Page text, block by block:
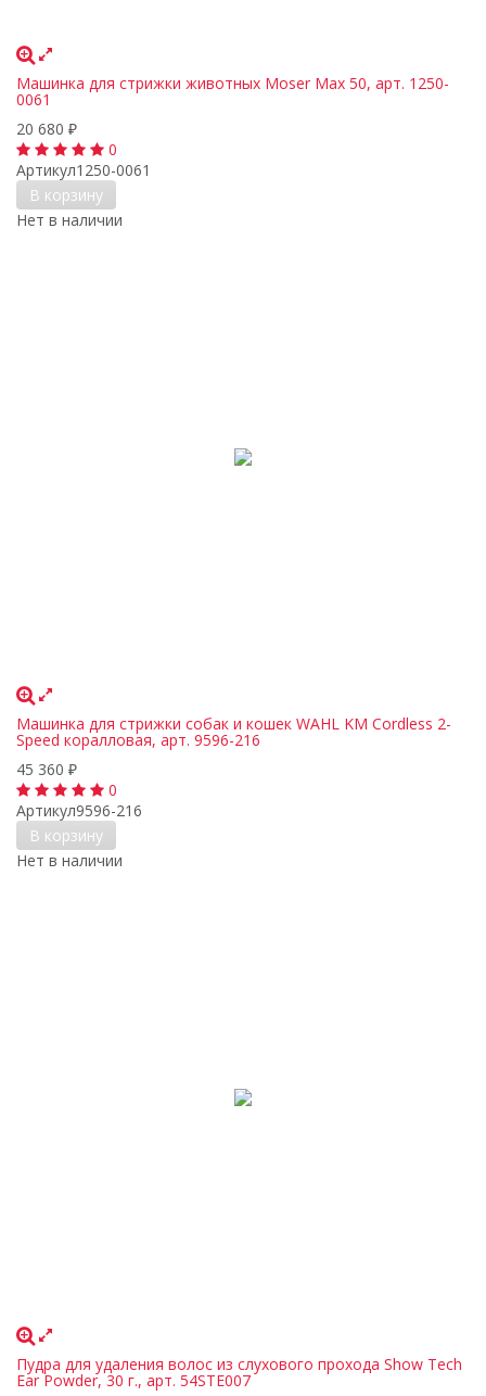
Машинка для стрижки животных Moser Max 50, арт. 1250-
0061
20 680 ₽
0
Артикул1250-0061
В корзину
Нет в наличии
Машинка для стрижки собак и кошек WAHL KM Cordless 2-
Speed коралловая, арт. 9596-216
45 360 ₽
0
Артикул9596-216
В корзину
Нет в наличии
Пудра для удаления волос из слухового прохода Show Tech
Ear Powder, 30 г., арт. 54STE007